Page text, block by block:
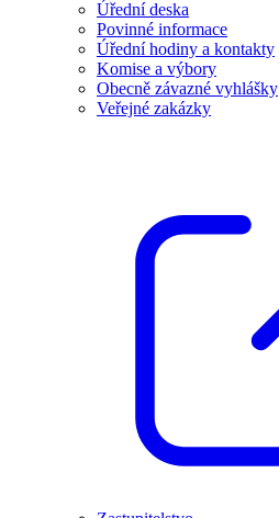
Úřední deska
Povinné informace
Úřední hodiny a kontakty
Komise a výbory
Obecně závazné vyhlášky
Veřejné zakázky